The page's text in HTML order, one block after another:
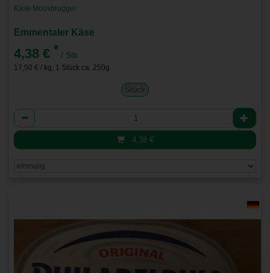
Käse Moosbrugger
Emmentaler Käse
4,38 € * / Stk
17,50 € / kg, 1 Stück ca. 250g
Stück
Anzahl
4,38 €